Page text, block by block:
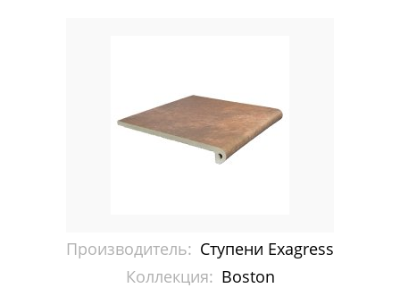
Manhattan
Montana
Silk
Производитель: Ступени Exagress
Коллекция: Boston